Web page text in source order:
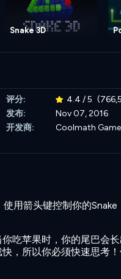
Snake 3D
评分: 4.4 / 5
发布:
Nov 07, 2016
开发商:
Coolmath
用箭头键控制你的
吃苹果时，你的尾巴会
，所以你必须快速思考